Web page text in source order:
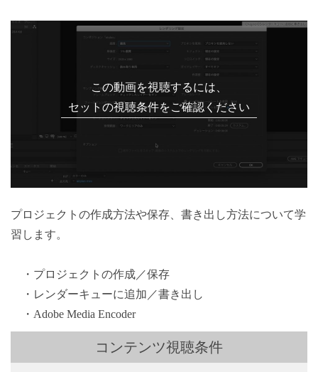
この動画を視聴するには、
セットの視聴条件をご確認ください
プロジェクトの作成方法や保存、書き出し方法について学
習します。
・プロジェクトの作成／保存
・レンダーキューに追加／書き出し
・Adobe Media Encoder
コンテンツ視聴条件